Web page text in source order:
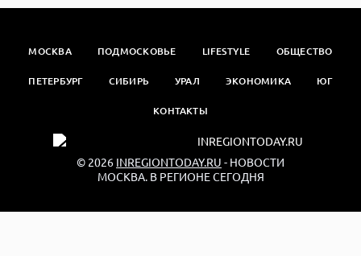
МОСКВА ПОДМОСКОВЬЕ LIFESTYLE ОБЩЕСТВО
ПЕТЕРБУРГ СИБИРЬ УРАЛ ЭКОНОМИКА ЮГ
КОНТАКТЫ
© 2026 INREGIONTODAY.RU - НОВОСТИ
МОСКВА. В РЕГИОНЕ СЕГОДНЯ